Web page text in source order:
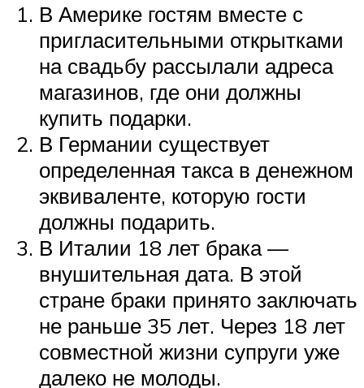
В Америке гостям вместе с
пригласительными открытками
на свадьбу рассылали адреса
магазинов, где они должны
купить подарки.
В Германии существует
определенная такса в денежном
эквиваленте, которую гости
должны подарить.
В Италии 18 лет брака —
внушительная дата. В этой
стране браки принято заключать
не раньше 35 лет. Через 18 лет
совместной жизни супруги уже
далеко не молоды.